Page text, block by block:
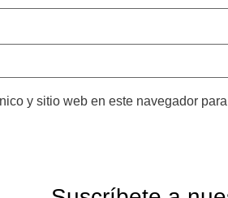
y sitio web en este navegador